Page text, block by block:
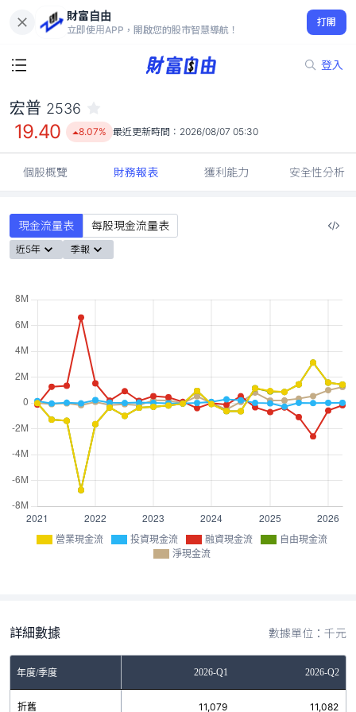
財富自由
立即使用APP，開啟您的股市智慧導航！
打開
登入
19.40
8.07%
宏普 2536
19.40 8.07% 最近更新時間： 2026/08/07 05:30
個股概覽 財務報表 獲利能力 安全性分析
現金流量表 每股現金流量表
近5年 季報
營業現金流 投資現金流 融資現金流
自由現金流
淨現金流
詳細數據 數據單位：千元
年度/季度 2026-Q1 2026-Q2
折舊 11,079 11,082